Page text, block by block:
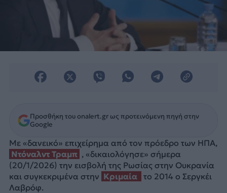
Προσθήκη του onalert.gr ως προτεινόμενη πηγή στην
Google
Με «δανεικό» επιχείρημα από τον πρόεδρο των ΗΠΑ,
Ντόναλντ Τραμπ , «δικαιολόγησε» σήμερα
(20/1/2026) την εισβολή της Ρωσίας στην Ουκρανία
και συγκεκριμένα στην Κριμαία
το 2014 ο Σεργκέι
Λαβρόφ.